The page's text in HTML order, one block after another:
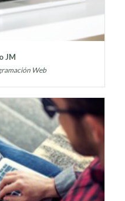
JM
Web